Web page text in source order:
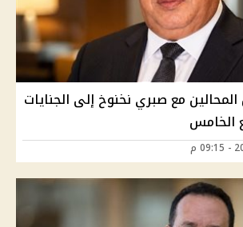
مع صبري نخنوخ إلى الجنايات
الخامس